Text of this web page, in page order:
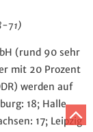
71)
(rund 90 sehr
mit 20 Prozent
werden auf
18; Halle
17; Leipzig